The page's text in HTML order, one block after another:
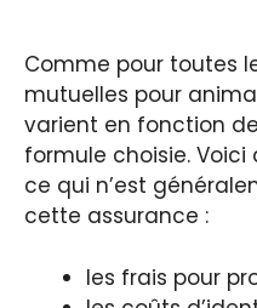
Comme pour toutes
mutuelles pour
varient en fonction
formule choisie.
ce qui n’est
cette assurance :
les frais pour